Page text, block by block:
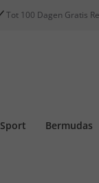
Tot 100 Dagen Gratis
Sport Bermudas